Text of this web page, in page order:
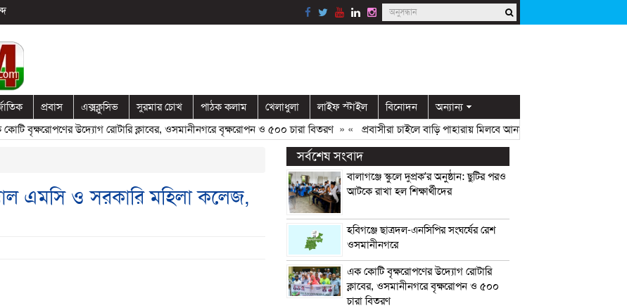
প্রবাস এক্সক্লুসিভ সুরমার চোখ পাঠক কলাম খেলাধুলা লাইফ স্টাইল বিনোদন অন্যান্য
বৃক্ষরোপণের উদ্যোগ রোটারি ক্লাবের, ওসমানীনগরে বৃক্ষরোপন ও ৫০০ চারা বিতরণ» « প্রবাসীরা চাইলে বাড়ি পাহারায় মিলবে আনসার সদস্য: ডিসি মামুন
এমসি ও সরকারি মহিলা কলেজ,
সর্বশেষ সংবাদ
বালাগঞ্জে স্কুলে দুপ্রক’র অনুষ্ঠান: ছুটির পরও
আটকে রাখা হল শিক্ষার্থীদের
হবিগঞ্জে ছাত্রদল-এনসিপির সংঘর্ষের রেশ
ওসমানীনগরে
এক কোটি বৃক্ষরোপণের উদ্যোগ রোটারি
ক্লাবের, ওসমানীনগরে বৃক্ষরোপন ও ৫০০
চারা বিতরণ